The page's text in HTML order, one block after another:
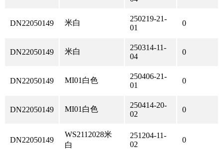
DN22050149 米白
250219-21-
01
0
DN22050149 米白
250314-11-
04
0
DN22050149 MI01白色
250406-21-
01
0
DN22050149 MI01白色
250414-20-
02
0
DN22050149
WS2112028米
白
251204-11-
02
0